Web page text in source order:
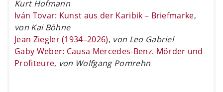
Kurt Hofmann
Iván Tovar: Kunst aus der Karibik – Briefmarke,
von Kai Böhne
Jean Ziegler (1934–2026), von Leo Gabriel
Gaby Weber: Causa Mercedes-Benz. Mörder und
Profiteure, von Wolfgang Pomrehn